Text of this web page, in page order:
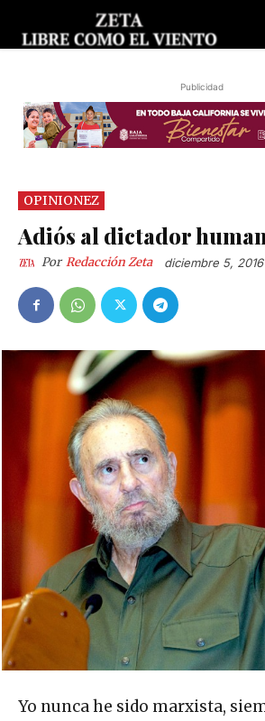
Publicidad
OPINIONEZ
Adiós al dictador
Por Redacción Zeta diciembre 5, 2016
Yo nunca he sido marxista,